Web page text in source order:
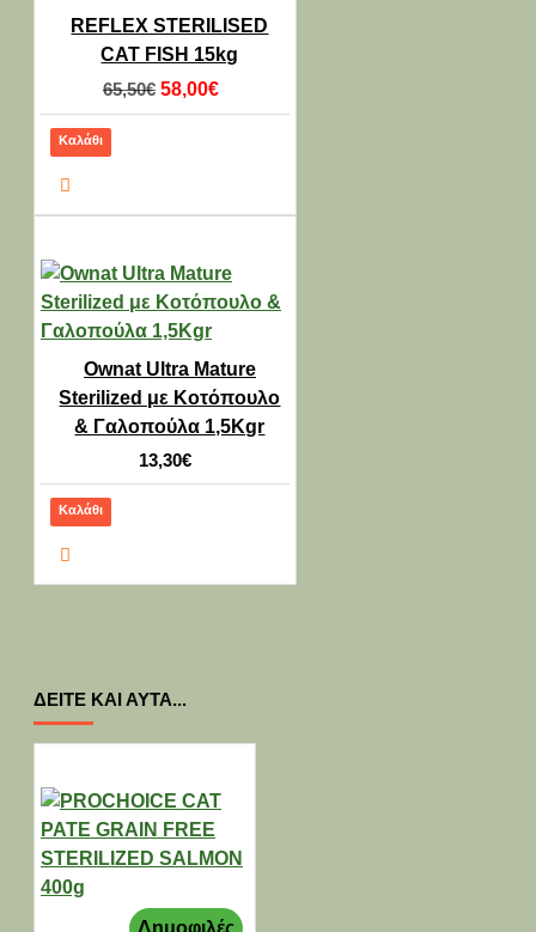
REFLEX STERILISED
CAT FISH 15kg
65,50€ 58,00€
Καλάθι
Ownat Ultra Mature
Sterilized με Κοτόπουλο
& Γαλοπούλα 1,5Kgr
13,30€
Καλάθι
ΔΕΊΤΕ ΚΑΙ ΑΥΤΆ...